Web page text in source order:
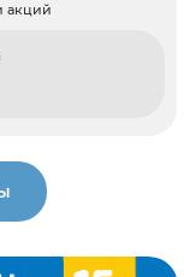
акций